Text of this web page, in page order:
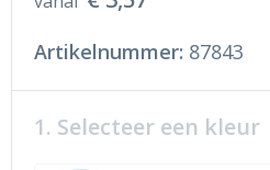
Artikelnummer: 87843
1. Selecteer een kleur